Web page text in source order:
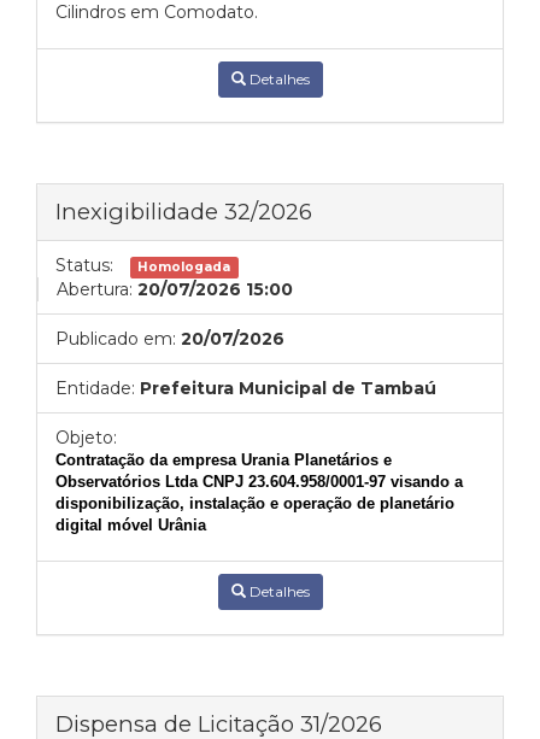
Cilindros em Comodato.
Detalhes
Inexigibilidade 32/2026
Status: Homologada
Abertura: 20/07/2026 15:00
Publicado em: 20/07/2026
Entidade: Prefeitura Municipal de Tambaú
Objeto:
Contratação da empresa Urania Planetários e
Observatórios Ltda CNPJ 23.604.958/0001-97 visando a
disponibilização, instalação e operação de planetário
digital móvel Urânia
Detalhes
Dispensa de Licitação 31/2026